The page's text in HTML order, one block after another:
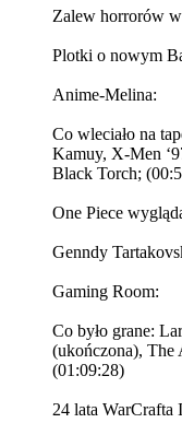
Zalew horrorów
Plotki o nowym
Anime-Melina:
Co wleciało na
Kamuy, X-Men
Black Torch;
One Piece
Genndy
Gaming Room:
Co było grane:
(ukończona), The
(01:09:28)
24 lata